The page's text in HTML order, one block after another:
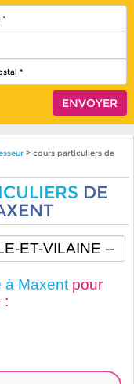
> cours particuliers de
DE
à Maxentpour
: